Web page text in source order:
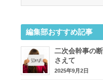
編集部おすすめ記事
二次会幹事の
さえて
2025年9月2日